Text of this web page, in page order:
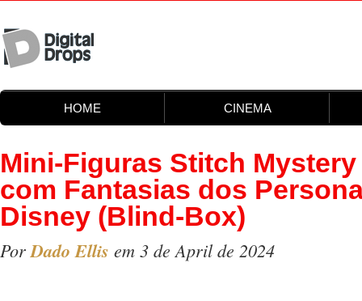
HOME CINEMA
Mini-Figuras Stitch
com Fantasias dos
Disney (Blind-Box)
PorDado Ellis em 3 de April de 2024